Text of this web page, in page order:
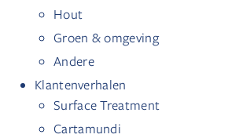
Hout
Groen & omgeving
Andere
Klantenverhalen
Surface Treatment
Cartamundi